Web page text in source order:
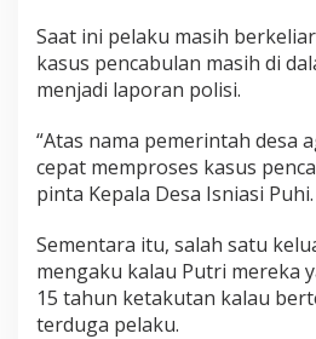
Saat ini pelaku masih
kasus pencabulan masih di
menjadi laporan polisi.
“Atas nama pemerintah desa
cepat memproses kasus
pinta Kepala Desa Isniasi Puhi.
Sementara itu, salah satu
mengaku kalau Putri mereka
15 tahun ketakutan kalau
terduga pelaku.